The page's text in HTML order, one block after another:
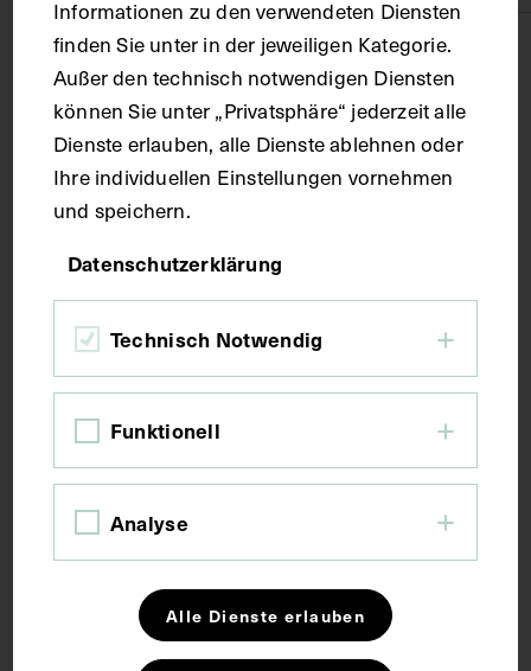
Technik
Druck
Maße
Kurzbeschreibung
Zeitungsausschnitt aus einer unbekannten
Ausgabe der englischsprachigen Fachzeitschrift
Medical Tribune.
Schlagwörter
Hals-Nasen-Ohren-Heilkunde
Informationen zu den verwendeten Diensten
finden Sie unter in der jeweiligen Kategorie.
Außer den technisch notwendigen Diensten
können Sie unter „Privatsphäre“ jederzeit alle
Dienste erlauben, alle Dienste ablehnen oder
Ihre individuellen Einstellungen vornehmen
und speichern.
Datenschutzerklärung
Technisch Notwendig
Funktionell
Analyse
Alle Dienste erlauben